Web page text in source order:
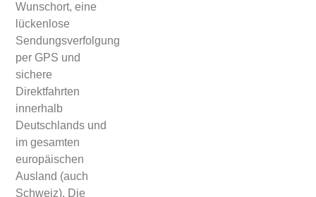
Wunschort, eine
lückenlose
Sendungsverfolgung
per GPS und
sichere
Direktfahrten
innerhalb
Deutschlands und
im gesamten
europäischen
Ausland (auch
Schweiz). Die